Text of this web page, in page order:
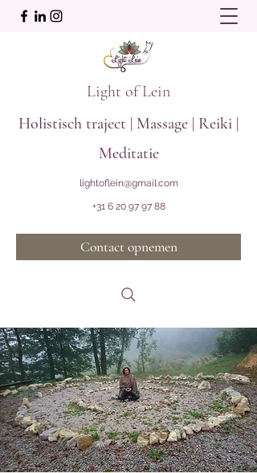
Light of Lein
Holistisch traject | Massage | Reiki |
Meditatie
lightoflein@gmail.com
+31 6 20 97 97 88
Contact opnemen